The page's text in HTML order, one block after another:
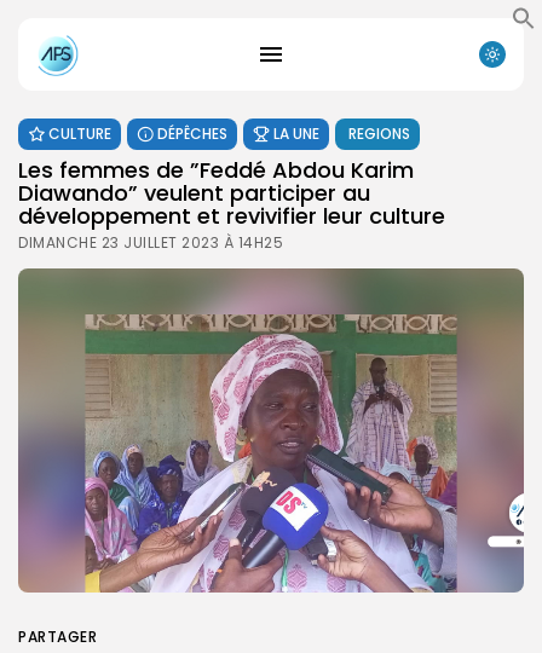
Search
CULTURE DÉPÊCHES LA UNE REGIONS
Les femmes de ”Feddé Abdou Karim
Diawando” veulent participer au
développement et revivifier leur culture
DIMANCHE 23 JUILLET 2023 À 14H25
PARTAGER